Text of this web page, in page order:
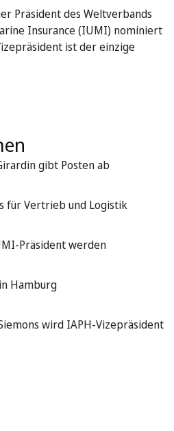
Präsident des Weltverbands
Insurance (IUMI) nominiert
ist der einzige
gibt Posten ab
für Vertrieb und Logistik
Präsident werden
Hamburg
wird IAPH-Vizepräsident